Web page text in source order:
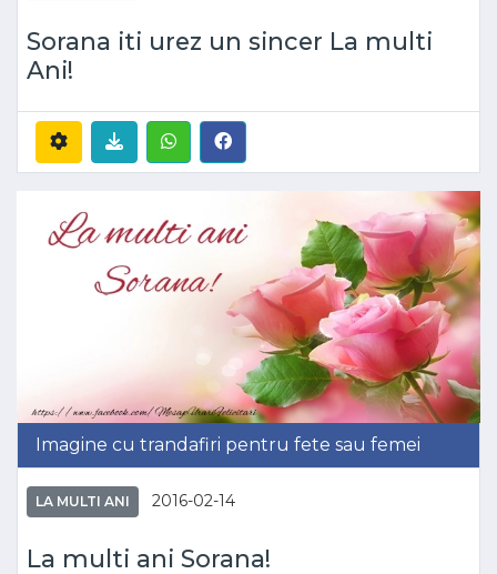
Sorana iti urez un sincer La multi
Ani!
Imagine cu trandafiri pentru fete sau femei
LA MULTI ANI 2016-02-14
La multi ani Sorana!